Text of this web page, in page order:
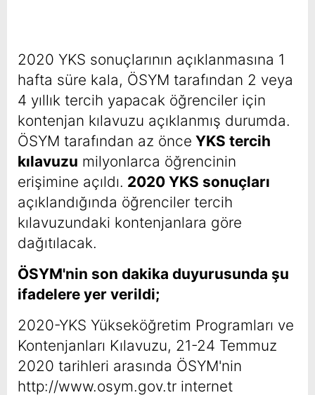
2020 YKS sonuçlarının açıklanmasına 1
hafta süre kala, ÖSYM tarafından 2 veya
4 yıllık tercih yapacak öğrenciler için
kontenjan kılavuzu açıklanmış durumda.
ÖSYM tarafından az önce YKS tercih
kılavuzu milyonlarca öğrencinin
erişimine açıldı. 2020 YKS sonuçları
açıklandığında öğrenciler tercih
kılavuzundaki kontenjanlara göre
dağıtılacak.
ÖSYM'nin son dakika duyurusunda şu
ifadelere yer verildi;
2020-YKS Yükseköğretim Programları ve
Kontenjanları Kılavuzu, 21-24 Temmuz
2020 tarihleri arasında ÖSYM'nin
http://www.osym.gov.tr internet